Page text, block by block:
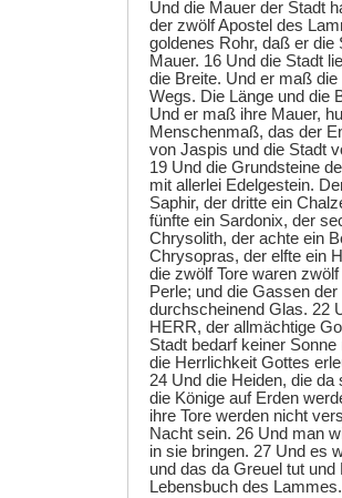
Und die Mauer der Stadt
der zwölf Apostel des
goldenes Rohr, daß er die
Mauer. 16 Und die Stadt
die Breite. Und er maß
Wegs. Die Länge und die
Und er maß ihre Mauer,
Menschenmaß, das der
von Jaspis und die Stadt
19 Und die Grundsteine
mit allerlei Edelgestein.
Saphir, der dritte ein
fünfte ein Sardonix, der
Chrysolith, der achte ein
Chrysopras, der elfte ein
die zwölf Tore waren
Perle; und die Gassen
durchscheinend Glas. 22
HERR, der allmächtige
Stadt bedarf keiner
die Herrlichkeit Gottes
24 Und die Heiden, die
die Könige auf Erden
ihre Tore werden nicht
Nacht sein. 26 Und man
in sie bringen. 27 Und es
und das da Greuel tut
Lebensbuch des Lammes.